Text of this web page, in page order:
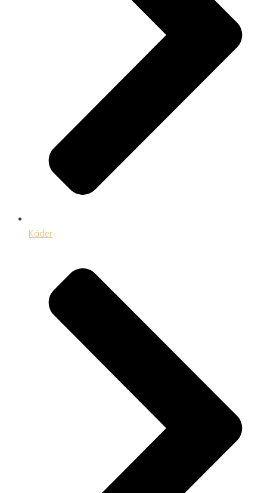
Káder